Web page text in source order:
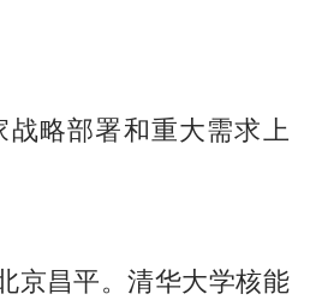
略部署和重大需求上
昌平。清华大学核能